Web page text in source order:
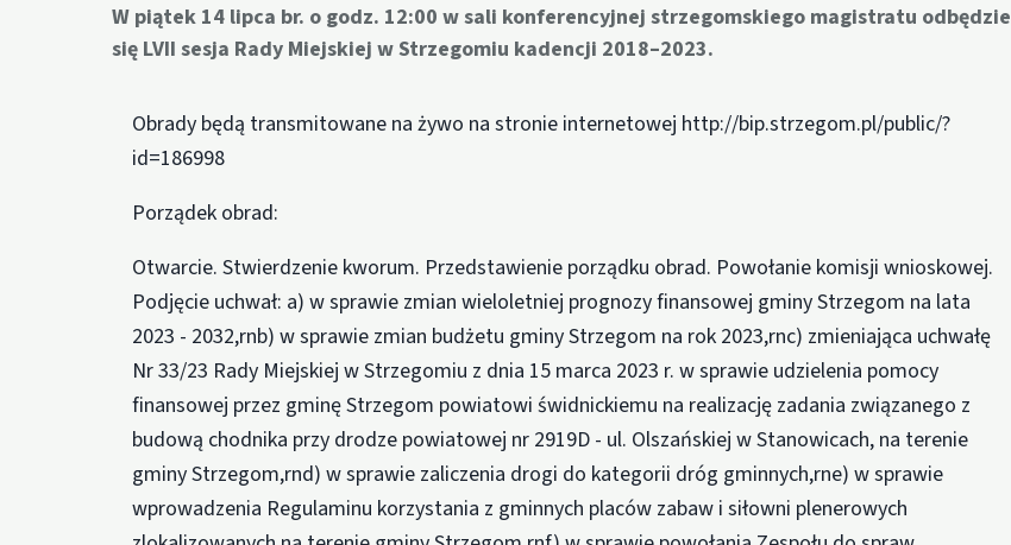
W piątek 14 lipca br. o godz. 12:00 w sali konferencyjnej strzegomskiego magistratu odbędzie
się LVII sesja Rady Miejskiej w Strzegomiu kadencji 2018–2023.
Obrady będą transmitowane na żywo na stronie internetowej http://bip.strzegom.pl/public/?
id=186998
Porządek obrad:
Otwarcie. Stwierdzenie kworum. Przedstawienie porządku obrad. Powołanie komisji wnioskowej.
Podjęcie uchwał: a) w sprawie zmian wieloletniej prognozy finansowej gminy Strzegom na lata
2023 - 2032,rnb) w sprawie zmian budżetu gminy Strzegom na rok 2023,rnc) zmieniająca uchwałę
Nr 33/23 Rady Miejskiej w Strzegomiu z dnia 15 marca 2023 r. w sprawie udzielenia pomocy
finansowej przez gminę Strzegom powiatowi świdnickiemu na realizację zadania związanego z
budową chodnika przy drodze powiatowej nr 2919D - ul. Olszańskiej w Stanowicach, na terenie
gminy Strzegom,rnd) w sprawie zaliczenia drogi do kategorii dróg gminnych,rne) w sprawie
wprowadzenia Regulaminu korzystania z gminnych placów zabaw i siłowni plenerowych